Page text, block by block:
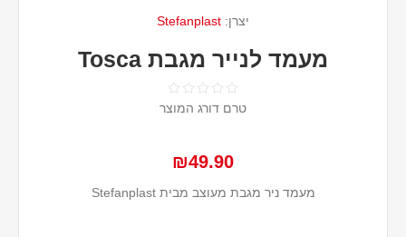
יצרן: Stefanplast
מעמד לנייר מגבת Tosca
טרם דורג המוצר
₪49.90
מעמד ניר מגבת מעוצב מבית Stefanplast